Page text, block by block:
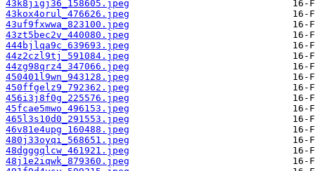
43k8jigj36_158605.jpeg
43kox4orul_476626.jpeg
43uf9fxwwa_823100.jpeg
43zt5bec2v_440080.jpeg
444bjlqa9c_639693.jpeg
44z2czl9tj_591084.jpeg
44zg98qrz4_347066.jpeg
450401l9wn_943128.jpeg
450ffgelz9_792362.jpeg
456i3j8f0g_225576.jpeg
45fcae5mwo_496153.jpeg
465l3s10d0_291553.jpeg
46v81e4upg_160488.jpeg
480j33oyqi_568651.jpeg
48dgggqlcw_461921.jpeg
48j1e2iqwk_879360.jpeg